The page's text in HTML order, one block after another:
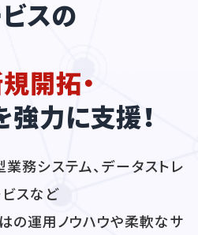
スの
開拓・
強力に支援！
業務システム、データストレ
ビスなど
の運用ノウハウや柔軟なサ